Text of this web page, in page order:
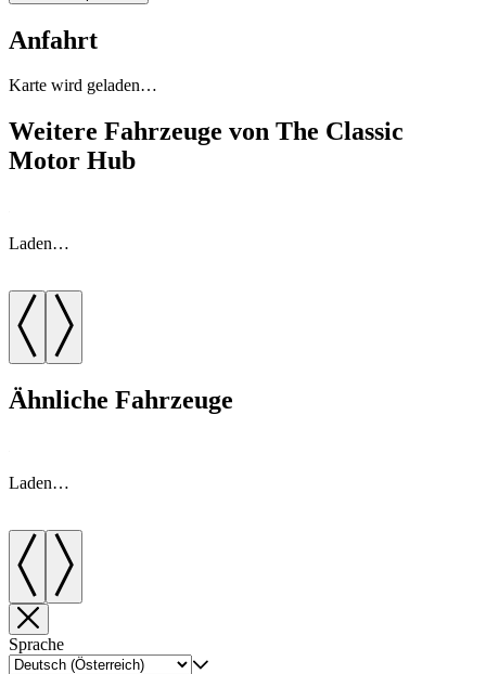
Anfahrt
Karte wird geladen…
Weitere Fahrzeuge von The Classic
Motor Hub
Laden…
Ähnliche Fahrzeuge
Laden…
Sprache